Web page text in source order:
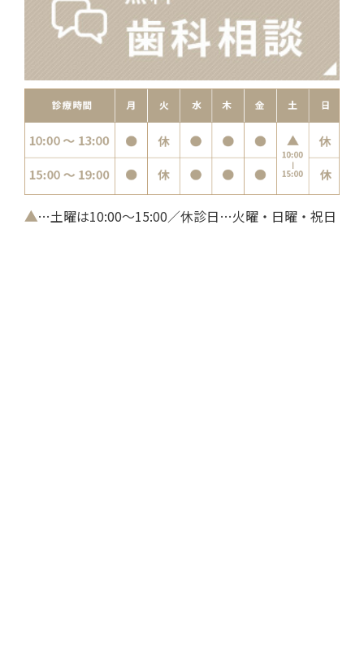
▲…土曜は10:00～15:00／休診日…火曜・日曜・祝日